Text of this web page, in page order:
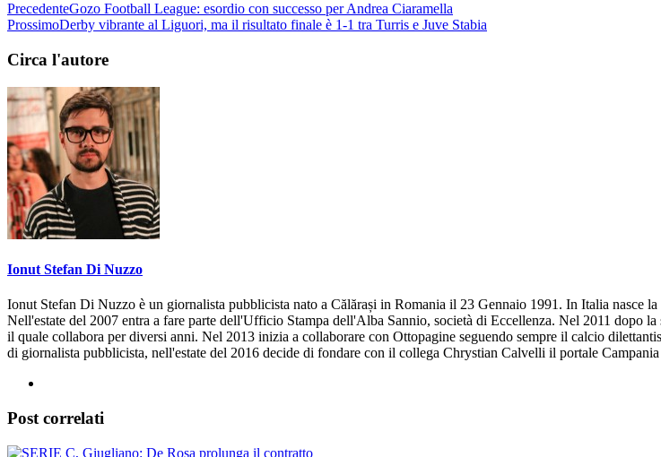
PrecedenteGozo Football League: esordio con successo per Andrea Ciaramella
ProssimoDerby vibrante al Liguori, ma il risultato finale è 1-1 tra Turris e Juve Stabia
Circa l'autore
Ionut Stefan Di Nuzzo
Ionut Stefan Di Nuzzo è un giornalista pubblicista nato a Călărași in Romania il 23 Gennaio 1991. In Italia nasce
Nell'estate del 2007 entra a fare parte dell'Ufficio Stampa dell'Alba Sannio, società di Eccellenza. Nel 2011 dopo
il quale collabora per diversi anni. Nel 2013 inizia a collaborare con Ottopagine seguendo sempre il calcio
di giornalista pubblicista, nell'estate del 2016 decide di fondare con il collega Chrystian Calvelli il portale
Post correlati